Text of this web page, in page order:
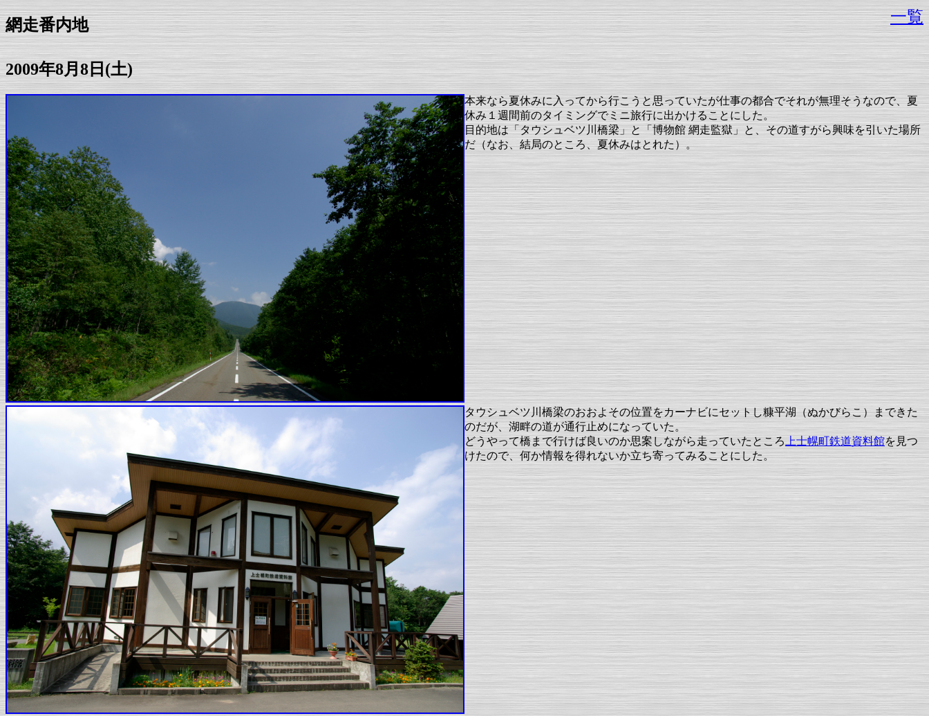
網走番内地 一覧
2009年8月8日(土)
本来なら夏休みに入ってから行こうと思っていたが仕事の都合でそれが無理そうなので、夏
休み１週間前のタイミングでミニ旅行に出かけることにした。
目的地は「タウシュベツ川橋梁」と「博物館 網走監獄」と、その道すがら興味を引いた場所
だ（なお、結局のところ、夏休みはとれた）。
タウシュベツ川橋梁のおおよその位置をカーナビにセットし糠平湖（ぬかびらこ）まできた
のだが、湖畔の道が通行止めになっていた。
どうやって橋まで行けば良いのか思案しながら走っていたところ上士幌町鉄道資料館を見つ
けたので、何か情報を得れないか立ち寄ってみることにした。